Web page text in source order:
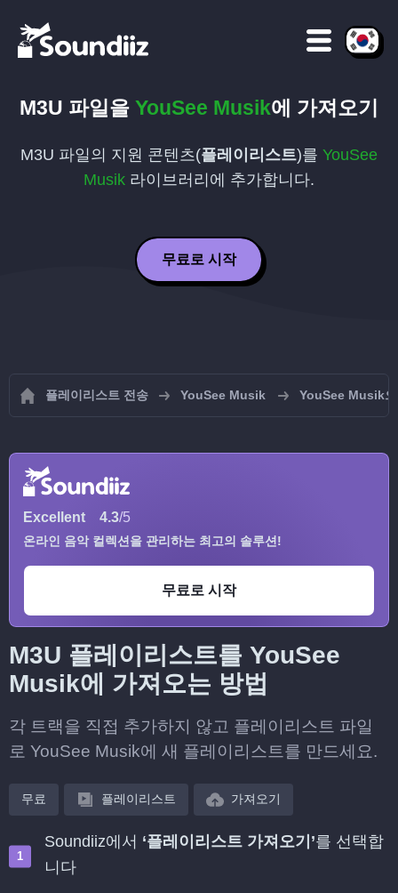
M3U 파일을 YouSee Musik에 가져오기
M3U 파일의 지원 콘텐츠(플레이리스트)를 YouSee
Musik 라이브러리에 추가합니다.
무료로 시작
플레이리스트 전송 YouSee Musik YouSee Musik
Excellent 4.3/5
온라인 음악 컬렉션을 관리하는 최고의 솔루션!
무료로 시작
M3U 플레이리스트를 YouSee
Musik에 가져오는 방법
각 트랙을 직접 추가하지 않고 플레이리스트 파일
로 YouSee Musik에 새 플레이리스트를 만드세요.
무료 플레이리스트 가져오기
Soundiiz에서 ‘플레이리스트 가져오기’를 선택합
니다